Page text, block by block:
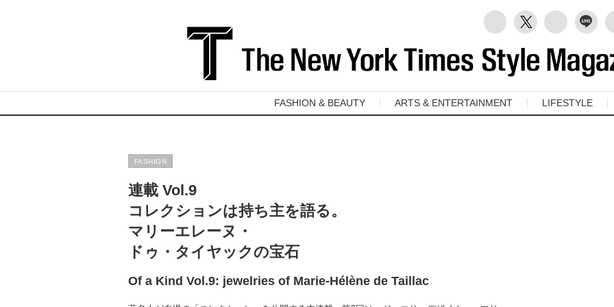
FASHION & BEAUTY ARTS & ENTERTAINMENT LIFESTYLE
FASHION
連載 Vol.9
コレクションは持ち主を語る。
マリーエレーヌ・
ドゥ・タイヤックの宝石
Of a Kind Vol.9: jewelries of Marie-Hélène de Taillac